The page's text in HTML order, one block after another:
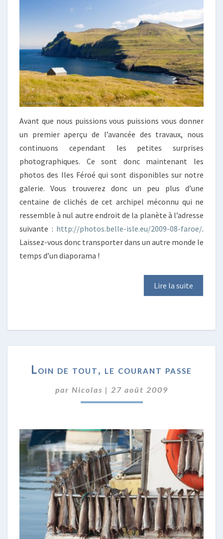
Avant que nous puissions vous puissions vous donner
un premier aperçu de l’avancée des travaux, nous
continuons cependant les petites surprises
photographiques. Ce sont donc maintenant les
photos des Iles Féroé qui sont disponibles sur notre
galerie. Vous trouverez donc un peu plus d’une
centaine de clichés de cet archipel méconnu qui ne
ressemble à nul autre endroit de la planète à l’adresse
suivante : http://photos.belle-isle.eu/2009-08-faroe/.
Laissez-vous donc transporter dans un autre monde le
temps d’un diaporama !
Lire la suite
DE
LE
COURANT
Loin de tout, le courant passe
par Nicolas | 27 août 2009